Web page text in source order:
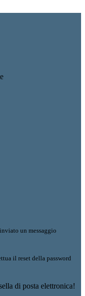
un messaggio
il reset della password
di posta elettronica!